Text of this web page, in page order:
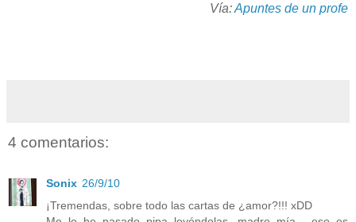
Vía:Apuntes de un profe
4 comentarios:
Sonix 26/9/10
¡Tremendas, sobre todo las cartas de ¿amor?!!! xDD